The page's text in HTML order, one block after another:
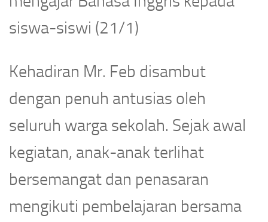
siswa-siswi (21/1)
Kehadiran Mr. Feb disambut
dengan penuh antusias oleh
seluruh warga sekolah. Sejak awal
kegiatan, anak-anak terlihat
bersemangat dan penasaran
mengikuti pembelajaran bersama